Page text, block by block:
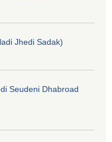
Jhedi Sadak)
Seudeni Dhabroad